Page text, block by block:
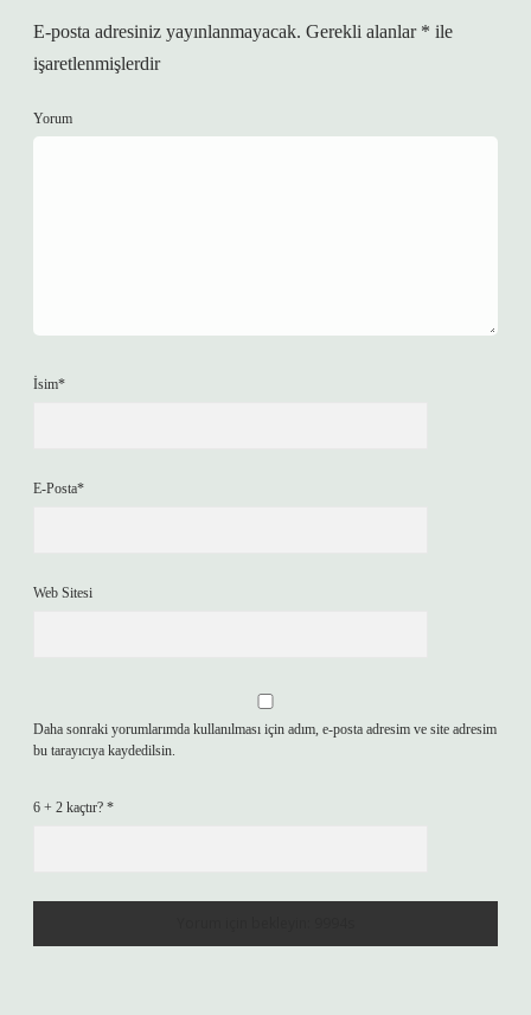
E-posta adresiniz yayınlanmayacak. Gerekli alanlar * ile
işaretlenmişlerdir
Yorum
İsim*
E-Posta*
Web Sitesi
Daha sonraki yorumlarımda kullanılması için adım, e-posta adresim ve site adresim
bu tarayıcıya kaydedilsin.
6 + 2 kaçtır? *